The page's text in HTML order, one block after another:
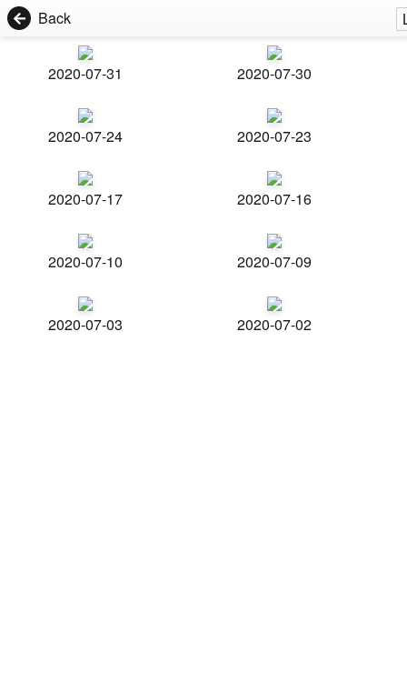
Back
2020-07-31 2020-07-30
2020-07-24 2020-07-23
2020-07-17 2020-07-16
2020-07-10 2020-07-09
2020-07-03 2020-07-02